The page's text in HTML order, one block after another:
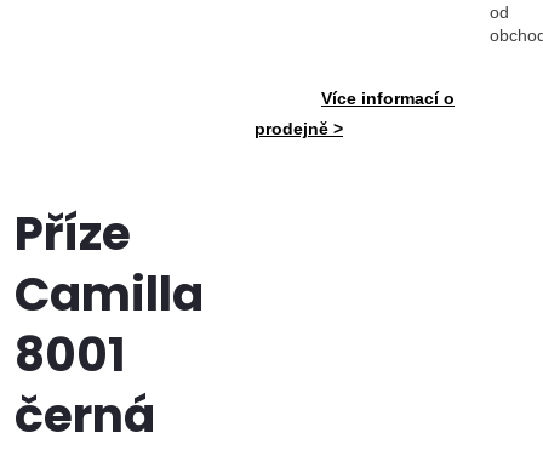
Příze
Camilla
8001
černá
od
Více informací o
prodejně >